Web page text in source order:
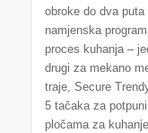
obroke do dva
namjenska
proces kuhanja –
drugi za mekano
traje, Secure
5 tačaka za
pločama za